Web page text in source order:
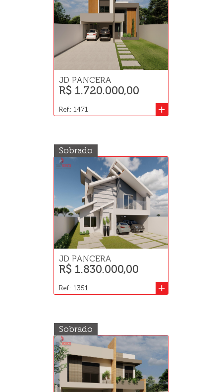
JD PANCERA
R$ 1.720.000,00
+
Ref.: 1471
Sobrado
JD PANCERA
R$ 1.830.000,00
+
Ref.: 1351
Sobrado